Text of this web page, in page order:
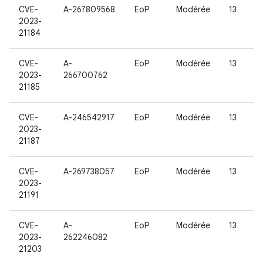
CVE-
2023-
21184
A-267809568 EoP Modérée 13
CVE-
2023-
21185
A-
266700762
EoP Modérée 13
CVE-
2023-
21187
A-246542917 EoP Modérée 13
CVE-
2023-
21191
A-269738057 EoP Modérée 13
CVE-
2023-
21203
A-
262246082
EoP Modérée 13